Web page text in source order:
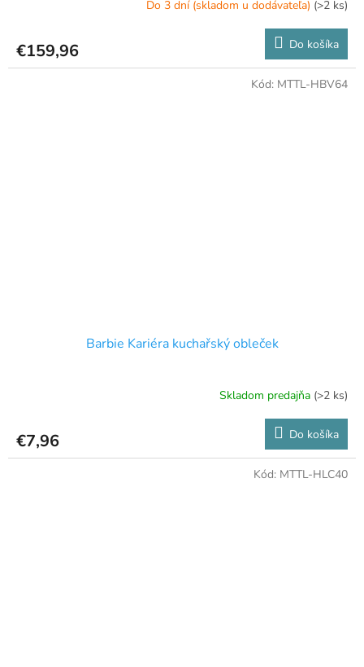
Do 3 dní (skladom u dodávateľa) (>2 ks)
€159,96 Do košíka
Barbie Kariéra kuchařský obleček
Skladom predajňa (>2 ks)
€7,96 Do košíka
Kód: MTTL-HBV64
Kód: MTTL-HLC40